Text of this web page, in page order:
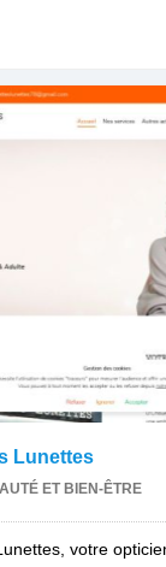
Lunettes
ET BIEN-ÊTRE
votre